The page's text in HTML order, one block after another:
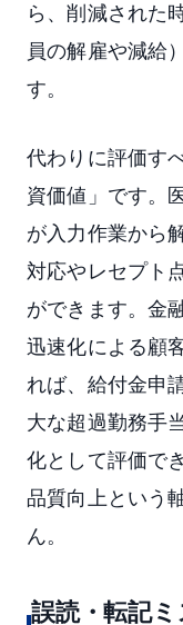
ら、削減された
員の解雇や減給
す。
代わりに評価す
資価値」です。
が入力作業から
対応やレセプト
ができます。金
迅速化による顧
れば、給付金申
大な超過勤務手
化として評価で
品質向上という
ん。
誤読・転記ミ